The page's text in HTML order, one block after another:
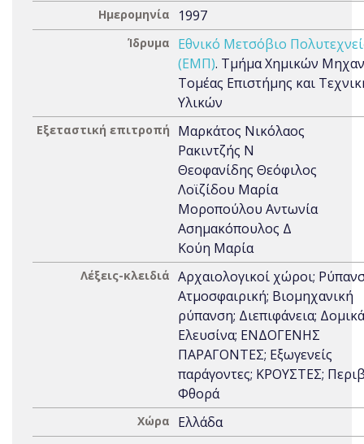
Ημερομηνία 1997
Ίδρυμα
Εθνικό Μετσόβιο
(ΕΜΠ). Τμήμα Χημικών
Τομέας Επιστήμης και
Υλικών
Εξεταστική επιτροπή
Μαρκάτος Νικόλαος
Ρακιντζής Ν
Θεοφανίδης Θεόφιλος
Λοϊζίδου Μαρία
Μοροπούλου Αντωνία
Ασημακόπουλος Δ
Κούη Μαρία
Λέξεις-κλειδιά Αρχαιολογικοί χώροι;
Ατμοσφαιρική; Βιομηχανική
ρύπανση; Διεπιφάνεια;
Ελευσίνα; ΕΝΔΟΓΕΝΗΣ
ΠΑΡΑΓΟΝΤΕΣ; Εξωγενείς
παράγοντες; ΚΡΟΥΣΤΕΣ;
Φθορά
Χώρα Ελλάδα